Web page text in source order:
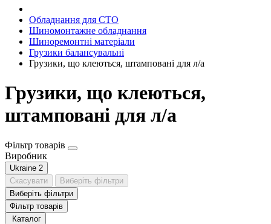
Обладнання для СТО
Шиномонтажне обладнання
Шиноремонтні матеріали
Грузики балансувальні
Грузики, що клеються, штамповані для л/а
Грузики, що клеються,
штамповані для л/а
Фільтр товарів
Виробник
Ukraine 2
Скасувати
Виберіть фільтри
Виберіть фільтри
Фільтр товарів
Каталог